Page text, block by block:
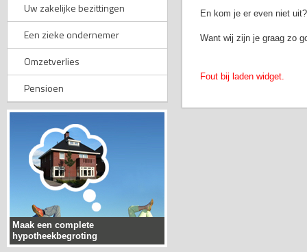
Uw zakelijke bezittingen
Een zieke ondernemer
Omzetverlies
Pensioen
Maak een complete
hypotheekbegroting
En kom je er even niet
Want wij zijn je graag zo
Fout bij laden widget.